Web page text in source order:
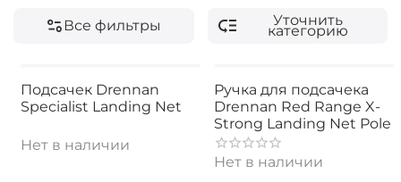
Все фильтры Уточнить
категорию
Подсачек Drennan
Specialist Landing Net
Нет в наличии
Ручка для подсачека
Drennan Red Range X-
Strong Landing Net Pole
Нет в наличии